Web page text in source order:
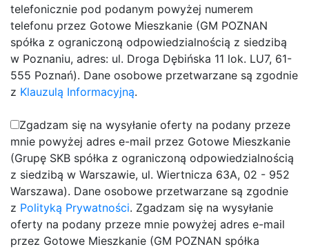
telefonicznie pod podanym powyżej numerem
telefonu przez Gotowe Mieszkanie (GM POZNAN
spółka z ograniczoną odpowiedzialnością z siedzibą
w Poznaniu, adres: ul. Droga Dębińska 11 lok. LU7, 61-
555 Poznań). Dane osobowe przetwarzane są zgodnie
z Klauzulą Informacyjną.
Zgadzam się na wysyłanie oferty na podany przeze
mnie powyżej adres e-mail przez Gotowe Mieszkanie
(Grupę SKB spółka z ograniczoną odpowiedzialnością
z siedzibą w Warszawie, ul. Wiertnicza 63A, 02 - 952
Warszawa). Dane osobowe przetwarzane są zgodnie
z Polityką Prywatności. Zgadzam się na wysyłanie
oferty na podany przeze mnie powyżej adres e-mail
przez Gotowe Mieszkanie (GM POZNAN spółka